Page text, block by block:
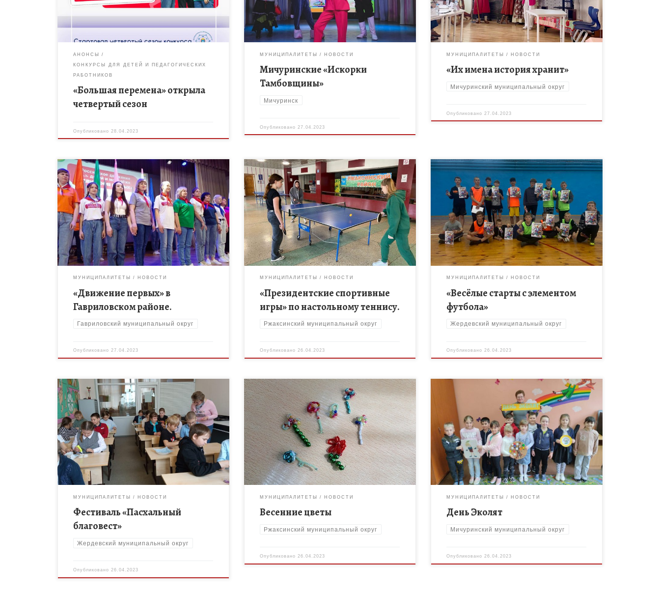
«Образование», является флагманским проектом
Российского движения детей и молодежи […]
АНОНСЫ
КОНКУРСЫ ДЛЯ ДЕТЕЙ И ПЕДАГОГИЧЕСКИХ
РАБОТНИКОВ
«Большая перемена» открыла
четвертый сезон
Опубликовано 28.04.2023
дошкольного и дополнительного образования […]
МУНИЦИПАЛИТЕТЫ НОВОСТИ
Мичуринские «Искорки
Тамбовщины»
Мичуринск
Опубликовано 27.04.2023
хранит». Мичуринский район на олимпиаде
представляла […]
МУНИЦИПАЛИТЕТЫ НОВОСТИ
«Их имена история хранит»
Мичуринский муниципальный округ
Опубликовано 27.04.2023
26.04.2023 г. в Гавриловском районе состоялось
торжественное открытие первичного отделения
Российского движения детей и молодежи
«Движение первых». В открытии отделения принял
участие председатель регионального отделения […]
МУНИЦИПАЛИТЕТЫ НОВОСТИ
«Движение первых» в
Гавриловском районе.
Гавриловский муниципальный округ
Опубликовано27.04.2023
Учащиеся объединения дополнительного
образования «Настольный теннис» МБОУ
«Ржаксинская СОШ №2 им. Г.А. Пономарёва»
приняли активное участие в муниципальном этапе
Всероссийских спортивных игр школьников
«Президентские спортивные […]
МУНИЦИПАЛИТЕТЫ НОВОСТИ
«Президентские спортивные
игры» по настольному теннису.
Ржаксинский муниципальный округ
Опубликовано26.04.2023
25 апреля в спортивном зале МБОУ ДО
Жердевской ДЮСШ проходило спортивное
мероприятие «Весёлые старты с элементом
футбола», для участников целевой группы
инновационного социального проекта
«Спортивная […]
МУНИЦИПАЛИТЕТЫ НОВОСТИ
«Весёлые старты с элементом
футбола»
Жердевский муниципальный округ
Опубликовано26.04.2023
26 апреля 2023г. для учащихся объединения
«Интеллект» МБОУ ДО Жердевского ДДТ в рамках
фестиваля «Пасхальный благовест» было
проведено мероприятие «Светлый день,
счастливый день Воскресения Христова», […]
МУНИЦИПАЛИТЕТЫ НОВОСТИ
Фестиваль «Пасхальный
благовест»
Жердевский муниципальный округ
Опубликовано 26.04.2023
19 апреля в объединении дополнительного
образования «Бусинка» МБОУ «Ржаксинская СОШ
№2 имени Г.А. Пономарёва» прошло занятие на
тему: «Весенние цветы». Цель: Развитие творческих
способностей, воспитание […]
МУНИЦИПАЛИТЕТЫ НОВОСТИ
Весенние цветы
Ржаксинский муниципальный округ
Опубликовано 26.04.2023
25 апреля отмечается Всероссийский «День
Эколят». Сегодня в школе раннего развития
«Золотой ключик» МБОУ ДО «Дом детского
творчества» состоялось тематическое
мероприятие, посвящённое этому дню. В […]
МУНИЦИПАЛИТЕТЫ НОВОСТИ
День Эколят
Мичуринский муниципальный округ
Опубликовано 26.04.2023